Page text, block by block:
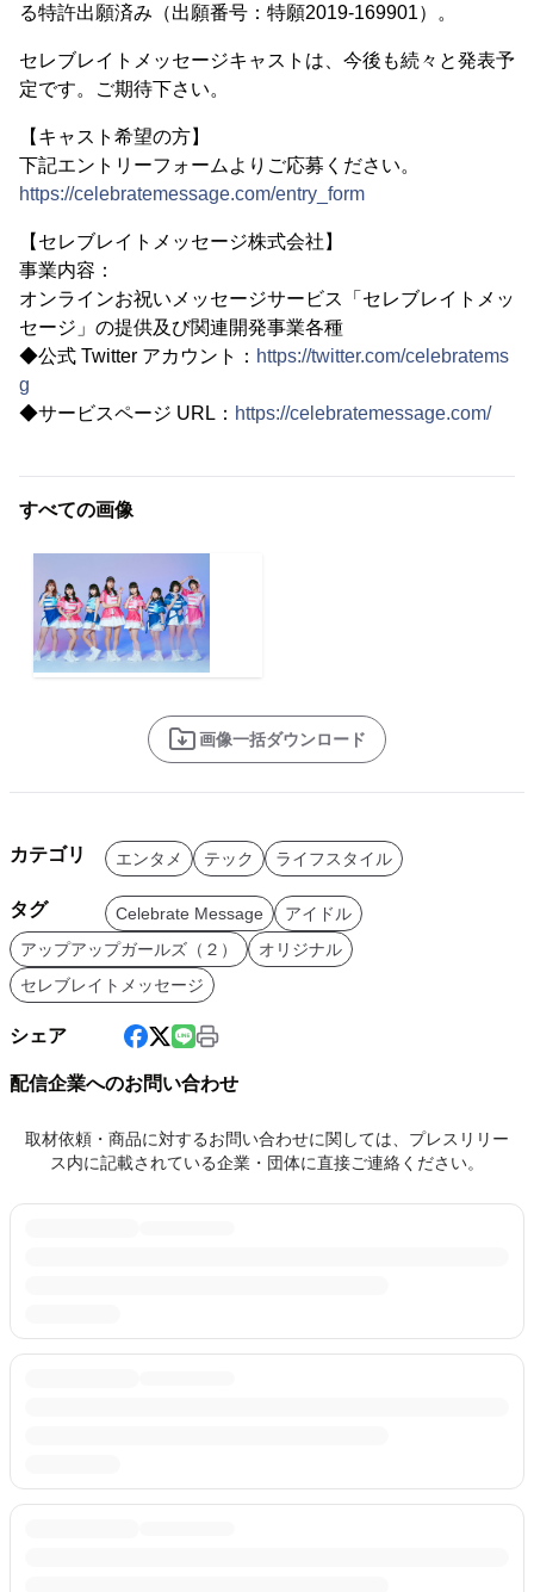
る特許出願済み（出願番号：特願2019-169901）。
セレブレイトメッセージキャストは、今後も続々と発表予
定です。ご期待下さい。
【キャスト希望の方】
下記エントリーフォームよりご応募ください。
https://celebratemessage.com/entry_form
【セレブレイトメッセージ株式会社】
事業内容：
オンラインお祝いメッセージサービス「セレブレイトメッ
セージ」の提供及び関連開発事業各種
◆公式 Twitter アカウント： https://twitter.com/celebratems
g
◆サービスページ URL： https://celebratemessage.com/
すべての画像
画像一括ダウンロード
カテゴリ エンタメ テック ライフスタイル
タグ Celebrate Message
アイドル
アップアップガールズ（２）
オリジナル
セレブレイトメッセージ
シェア
配信企業へのお問い合わせ
取材依頼・商品に対するお問い合わせに関しては、プレスリリー
ス内に記載されている企業・団体に直接ご連絡ください。